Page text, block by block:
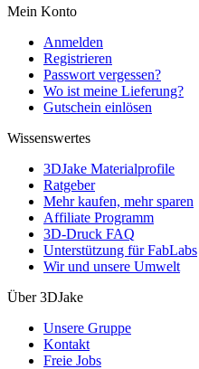
Mein Konto
Anmelden
Registrieren
Passwort vergessen?
Wo ist meine Lieferung?
Gutschein einlösen
Wissenswertes
3DJake Materialprofile
Ratgeber
Mehr kaufen, mehr sparen
Affiliate Programm
3D-Druck FAQ
Unterstützung für FabLabs
Wir und unsere Umwelt
Über 3DJake
Unsere Gruppe
Kontakt
Freie Jobs